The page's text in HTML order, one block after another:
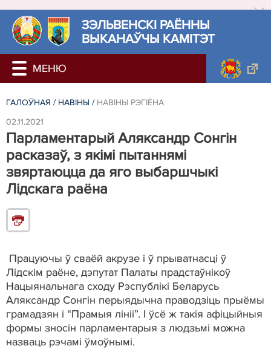
ЗЭЛЬВЕНСКІ РАЁННЫ
ВЫКАНАЎЧЫ КАМІТЭТ
ГАЛОЎНАЯ / НАВIНЫ / НАВIНЫ РЭГIЁНА
02.11.2021
Парламентарый Аляксандр Сонгін
расказаў, з якімі пытаннямі
звяртаюцца да яго выбаршчыкі
Лідскага раёна
Працуючы ў сваёй акрузе і ў прыватнасці ў
Лідскім раёне, дэпутат Палаты прадстаўнікоў
Нацыянальнага сходу Рэспублікі Беларусь
Аляксандр Сонгін перыядычна праводзіць прыёмы
грамадзян і “Прамыя лініі”. І ўсё ж такія афіцыйныя
формы зносін парламентарыя з людзьмі можна
назваць рэчамі ўмоўнымі.